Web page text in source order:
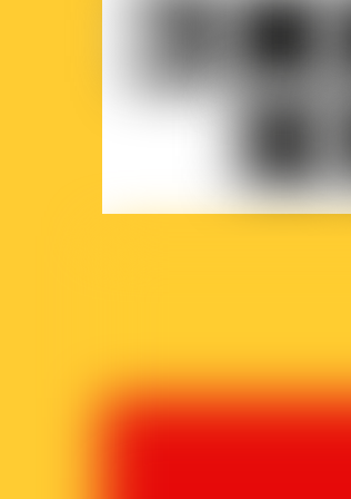
Wallonie-
bruxellois